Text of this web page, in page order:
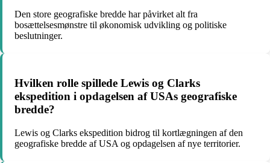
Den store geografiske bredde har påvirket alt fra
bosættelsesmønstre til økonomisk udvikling og politiske
beslutninger.
Hvilken rolle spillede Lewis og Clarks
ekspedition i opdagelsen af USAs geografiske
bredde?
Lewis og Clarks ekspedition bidrog til kortlægningen af den
geografiske bredde af USA og opdagelsen af nye territorier.